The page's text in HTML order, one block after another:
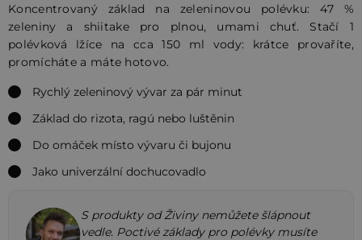
Koncentrovaný základ na zeleninovou polévku: 47 %
zeleniny a shiitake pro plnou, umami chuť. Stačí 1
polévková lžíce na cca 150 ml vody: krátce provaříte,
promícháte a máte hotovo.
Rychlý zeleninový vývar za pár minut
Základ do rizota, ragú nebo luštěnin
Do omáček místo vývaru či bujonu
Jako univerzální dochucovadlo
S produkty od Živiny nemůžete šlápnout
vedle. Poctivé základy pro polévky musíte